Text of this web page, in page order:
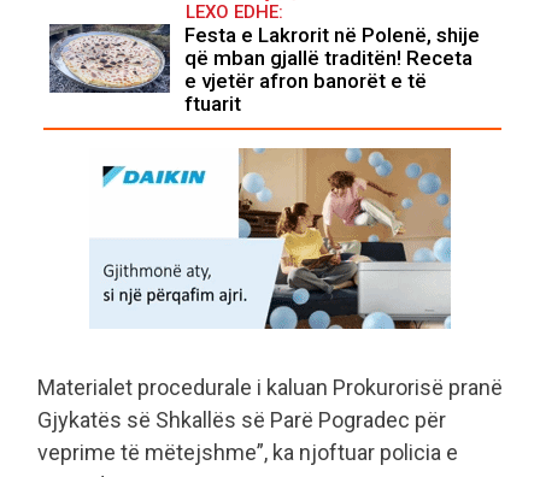
LEXO EDHE:
Festa e Lakrorit në Polenë, shije
që mban gjallë traditën! Receta
e vjetër afron banorët e të
ftuarit
Materialet procedurale i kaluan Prokurorisë pranë
Gjykatës së Shkallës së Parë Pogradec për
veprime të mëtejshme”, ka njoftuar policia e